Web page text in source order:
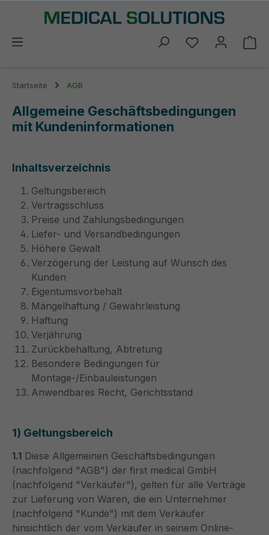
springen
Du hast 0
Startseite AGB
Allgemeine Geschäftsbedingungen
mit Kundeninformationen
Inhaltsverzeichnis
Geltungsbereich
Vertragsschluss
Preise und Zahlungsbedingungen
Liefer- und Versandbedingungen
Höhere Gewalt
Verzögerung der Leistung auf Wunsch des
Kunden
Eigentumsvorbehalt
Mängelhaftung / Gewährleistung
Haftung
Verjährung
Zurückbehaltung, Abtretung
Besondere Bedingungen für
Montage-/Einbauleistungen
Anwendbares Recht, Gerichtsstand
1) Geltungsbereich
1.1 Diese Allgemeinen Geschäftsbedingungen
(nachfolgend "AGB") der first medical GmbH
(nachfolgend "Verkäufer"), gelten für alle Verträge
zur Lieferung von Waren, die ein Unternehmer
(nachfolgend "Kunde") mit dem Verkäufer
hinsichtlich der vom Verkäufer in seinem Online-